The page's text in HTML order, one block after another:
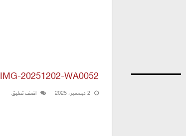
IMG-20251202-WA0052
2 ديسمبر، 2025 اضف تعليق